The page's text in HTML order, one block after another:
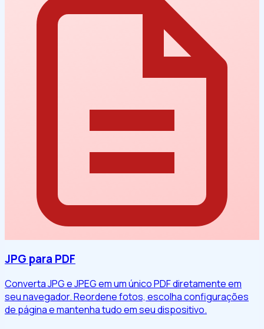
JPG para PDF
Converta JPG e JPEG em um único PDF diretamente em
seu navegador. Reordene fotos, escolha configurações
de página e mantenha tudo em seu dispositivo.